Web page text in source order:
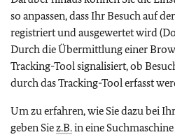
so anpassen, dass Ihr Besuch auf
registriert und ausgewertet wird (
Durch die Übermittlung einer
Tracking-Tool signalisiert, ob
durch dasTracking-Toolerfasst
Um zu erfahren, wie Sie dazu bei
geben Siez.B.in eine Suchmaschine